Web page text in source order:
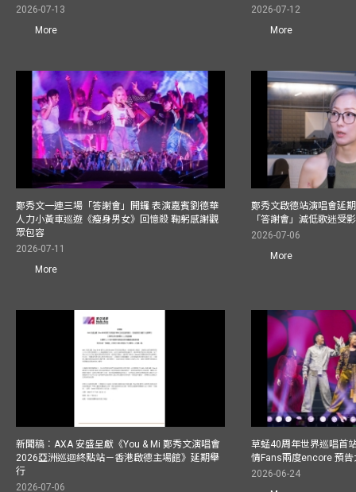
2026-07-13
More
2026-07-12
More
鄭秀文一連三場「答謝會」開鑼 表演嘉賓劉德華
人力小黃車巡遊《瘦身男女》回憶殺 鞠躬感謝觀
眾包容
2026-07-11
More
鄭秀文啟德站演唱會延
「答謝會」減低歌迷受
2026-07-06
More
新聞稿︰AXA 安盛呈獻《You & Mi 鄭秀文演唱會
2026亞洲巡迴終點站－香港啟德主場館》延期舉
行
2026-07-06
草蜢40周年世界巡唱首
情Fans兩度encore 預
2026-06-24